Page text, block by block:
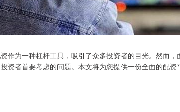
作为一种杠杆工具，吸引了众多投资者的目光。然而，
资者首要考虑的问题。本文将为您提供一份全面的配